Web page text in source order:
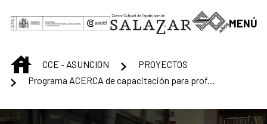
Saltar al contenido principal
MENÚ
INICIOCCE - ASUNCION
PROYECTOS
Programa ACERCA de capacitación para profesionales en el sector cultural